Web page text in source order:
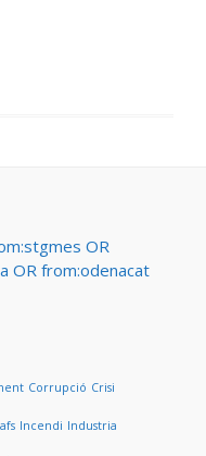
OR
OR from:odenacat
Corrupció Crisi
Incendi Industria